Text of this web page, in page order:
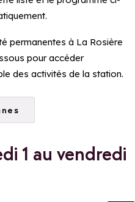
permanentes à La Rosière
pour accéder
des activités de la station.
1 au vendredi